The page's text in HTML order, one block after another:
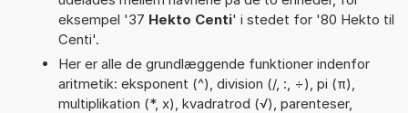
eksempel '37 Hekto Centi' i stedet for '80 Hekto til
Centi'.
Her er alle de grundlæggende funktioner indenfor
aritmetik: eksponent (^), division (/, :, ÷), pi (π),
multiplikation (*, x), kvadratrod (√), parenteser,